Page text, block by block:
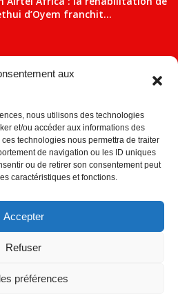
aux
nous utilisons des technologies
et/ou accéder aux informations des
technologies nous permettra de traiter
de navigation ou les ID uniques
ou de retirer son consentement peut
caractéristiques et fonctions.
Accepter
Refuser
préférences
d’Oyem franchit...
2091
1840
859